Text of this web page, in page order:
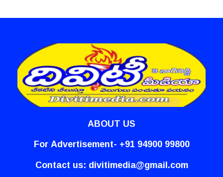
ABOUT US
For Advertisement- +91 94900 99800
Contact us: divitimedia@gmail.com